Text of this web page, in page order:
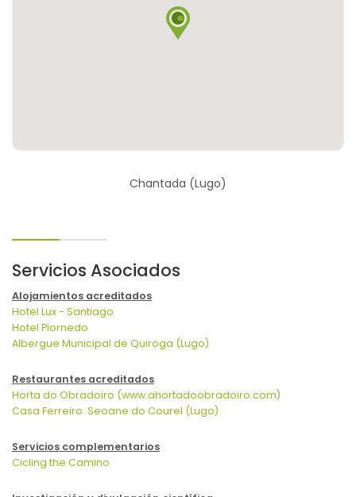
Chantada (Lugo)
Servicios Asociados
Alojamientos acreditados
Hotel Lux - Santiago
Hotel Piornedo
Albergue Municipal de Quiroga (Lugo)
Restaurantes acreditados
Horta do Obradoiro (www.ahortadoobradoiro.com)
Casa Ferreiro. Seoane do Courel (Lugo)
Servicios complementarios
Cicling the Camino